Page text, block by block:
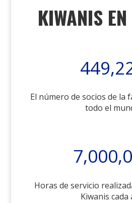
KIWANIS
El número de socios de la
todo el
Horas de servicio
Kiwanis cada